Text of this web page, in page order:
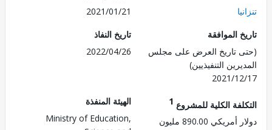
2021/01/21
الموافقة
تاريخ العرض على مجلس
التنفيذيين)
2021/
تاريخ النفاذ
2022/04/26
الكلية للمشروع1
890.00 مليون
الهيئة المنفذة
Ministry of Education,